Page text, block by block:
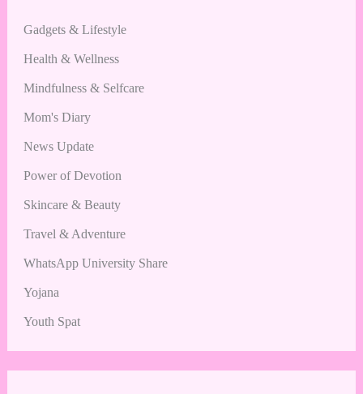
Gadgets & Lifestyle
Health & Wellness
Mindfulness & Selfcare
Mom's Diary
News Update
Power of Devotion
Skincare & Beauty
Travel & Adventure
WhatsApp University Share
Yojana
Youth Spat